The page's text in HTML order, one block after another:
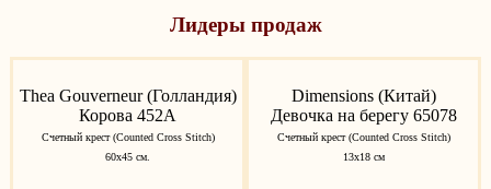
Лидеры продаж
Thea Gouverneur (Голландия)
Корова 452A
Счетный крест (Counted Cross Stitch)
60х45 см.
Dimensions (Китай)
Девочка на берегу 65078
Счетный крест (Counted Cross Stitch)
13x18 см